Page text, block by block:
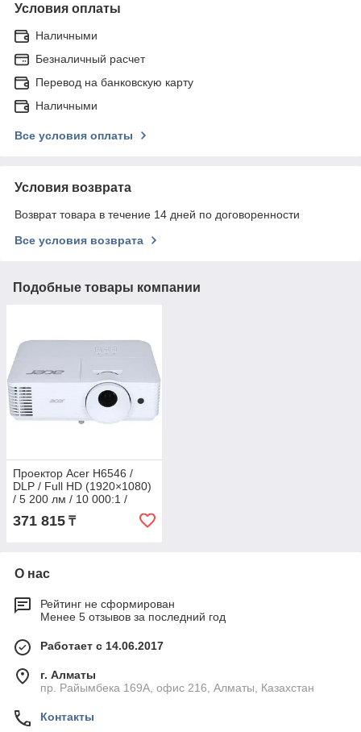
Условия оплаты
Наличными
Безналичный расчет
Перевод на банковскую карту
Наличными
Все условия оплаты
Условия возврата
Возврат товара в течение 14 дней по договоренности
Все условия возврата
Подобные товары компании
Проектор Acer H6546 /
DLP / Full HD (1920×1080)
/ 5 200 лм / 10 000:1 /
EMEA / в комплекте сумка
д
371 815 ₸
О нас
Рейтинг не сформирован
Менее 5 отзывов за последний год
Работает с 14.06.2017
г. Алматы
пр. Райымбека 169А, офис 216, Алматы, Казахстан
Контакты